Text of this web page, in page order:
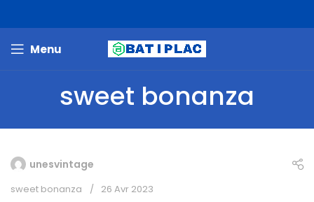
Menu
sweet bonanza
unesvintage
sweet bonanza 26 Avr 2023